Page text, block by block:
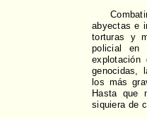
abyectas e
torturas y
policial en
explotación
genocidas,
los más
Hasta que
siquiera de